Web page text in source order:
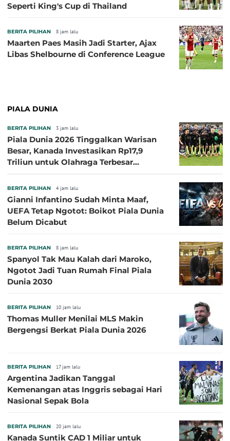
Seperti King's Cup di Thailand
BERITA PILIHAN 8 jam lalu
Maarten Paes Masih Jadi Starter, Ajax
Libas Shelbourne di Conference League
PIALA DUNIA
BERITA PILIHAN 3 jam lalu
Piala Dunia 2026 Tinggalkan Warisan
Besar, Kanada Investasikan Rp17,9
Triliun untuk Olahraga Terbesar
BERITA PILIHAN 4 jam lalu
Gianni Infantino Sudah Minta Maaf,
UEFA Tetap Ngotot: Boikot Piala Dunia
Belum Dicabut
BERITA PILIHAN 8 jam lalu
Spanyol Tak Mau Kalah dari Maroko,
Ngotot Jadi Tuan Rumah Final Piala
Dunia 2030
BERITA PILIHAN 10 jam lalu
Thomas Muller Menilai MLS Makin
Bergengsi Berkat Piala Dunia 2026
BERITA PILIHAN 17 jam lalu
Argentina Jadikan Tanggal
Kemenangan atas Inggris sebagai Hari
Nasional Sepak Bola
BERITA PILIHAN 20 jam lalu
Kanada Suntik CAD 1 Miliar untuk